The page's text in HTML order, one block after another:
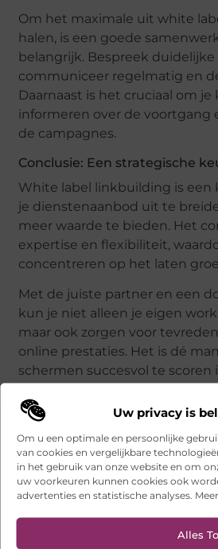
Uw privacy is
Om u een optimale en persoonlijke
van cookies en vergelijkbare
in het gebruik van onze website en om
uw voorkeuren kunnen cookies ook
advertenties en statistische analyses.
Alles
Om het maximale uit white
halen, is een goede
belangrijk. Bespreek duidelijke
communiceer regelmatig en
Daarnaast is het cruciaal om
informeren over de voortgang
de campagnes.
Conclusie: Een strategische
White label linkbuilding is een
je dienstenaanbod uit te
meer waarde te bieden. Het
expertise en flexibiliteit,
concentreren op het laten
Met de juiste partner en een
kun je niet alleen je eigen
maar ook zorgen voor
online prestaties. Het is dé
schermen succesvol te scoren
Veelgestelde
Wat is white label